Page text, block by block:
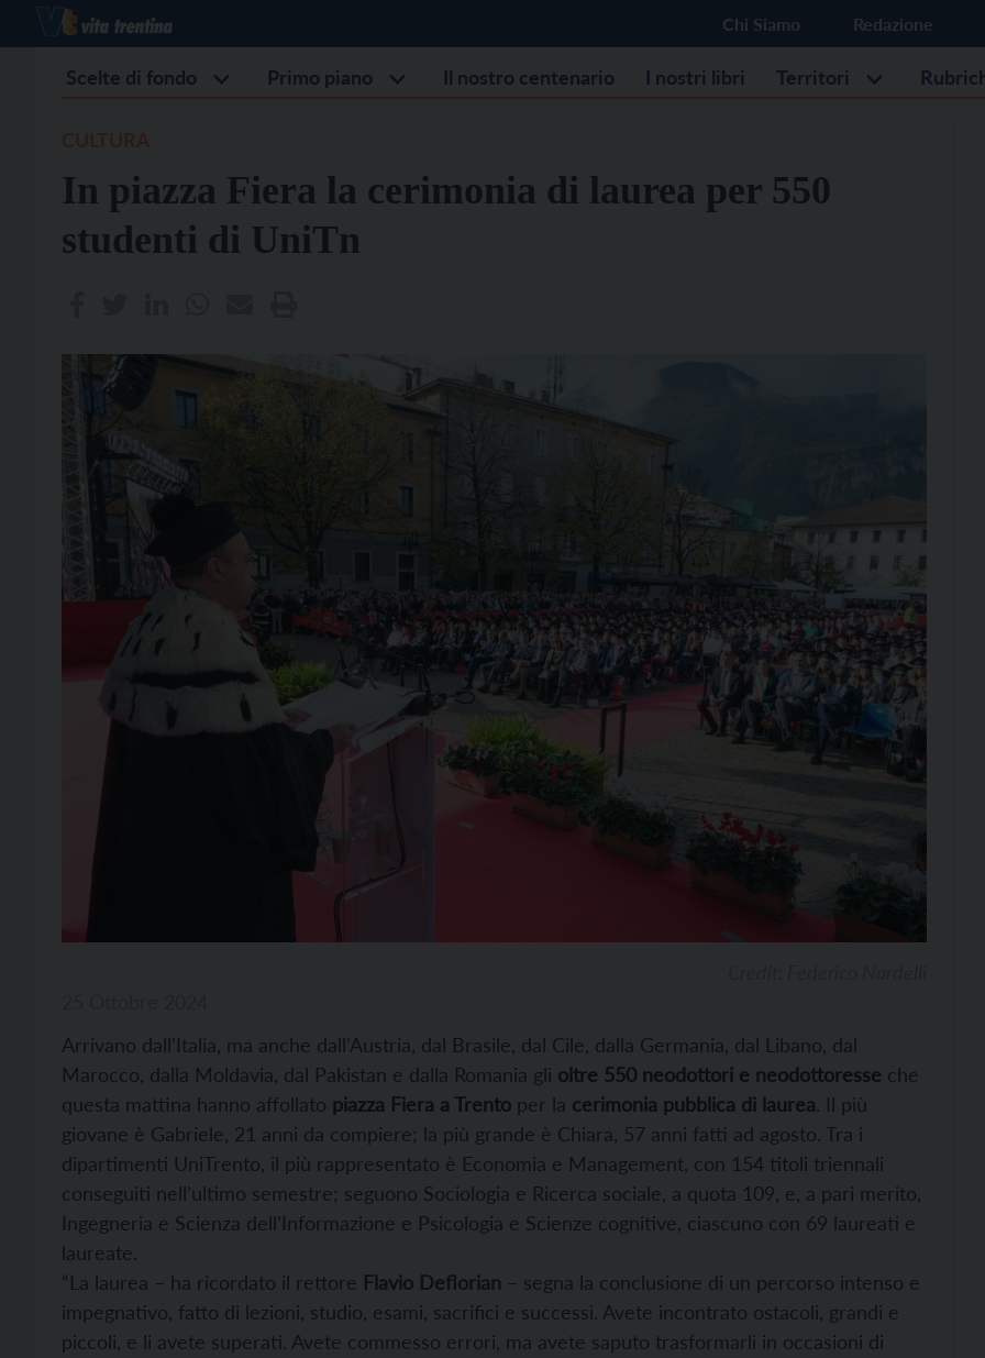
Chi Siamo Redazione
Scelte di fondo Primo piano Il nostro centenario I nostri libri Territori
In piazza Fiera la cerimonia di laurea per 550
studenti di UniTn
Arrivano dall’Italia, ma anche dall’Austria, dal Brasile, dal Cile, dalla Germania, dal Libano, dal
Marocco, dalla Moldavia, dal Pakistan e dalla Romania gli oltre 550 neodottori e neodottoresse che
questa mattina hanno affollato piazza Fiera a Trento per la cerimonia pubblica di laurea. Il più
giovane è Gabriele, 21 anni da compiere; la più grande è Chiara, 57 anni fatti ad agosto. Tra i
dipartimenti UniTrento, il più rappresentato è Economia e Management, con 154 titoli triennali
conseguiti nell’ultimo semestre; seguono Sociologia e Ricerca sociale, a quota 109, e, a pari merito,
Ingegneria e Scienza dell’Informazione e Psicologia e Scienze cognitive, ciascuno con 69 laureati e
laureate.
“La laurea – ha ricordato il rettore Flavio Deflorian – segna la conclusione di un percorso intenso e
impegnativo, fatto di lezioni, studio, esami, sacrifici e successi. Avete incontrato ostacoli, grandi e
piccoli, e li avete superati. Avete commesso errori, ma avete saputo trasformarli in occasioni di